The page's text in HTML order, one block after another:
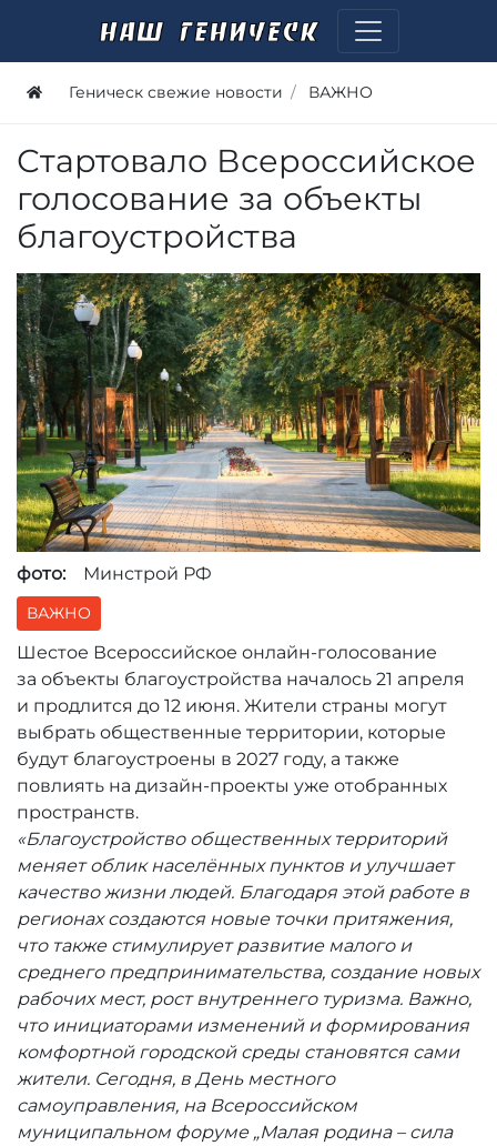
Геническ свежие новости ВАЖНО
Стартовало Всероссийское
голосование за объекты
благоустройства
фото: Минстрой РФ
ВАЖНО
Шестое Всероссийское онлайн-голосование
за объекты благоустройства началось 21 апреля
и продлится до 12 июня. Жители страны могут
выбрать общественные территории, которые
будут благоустроены в 2027 году, а также
повлиять на дизайн-проекты уже отобранных
пространств.
«Благоустройство общественных территорий
меняет облик населённых пунктов и улучшает
качество жизни людей. Благодаря этой работе в
регионах создаются новые точки притяжения,
что также стимулирует развитие малого и
среднего предпринимательства, создание новых
рабочих мест, рост внутреннего туризма. Важно,
что инициаторами изменений и формирования
комфортной городской среды становятся сами
жители. Сегодня, в День местного
самоуправления, на Всероссийском
муниципальном форуме „Малая родина – сила